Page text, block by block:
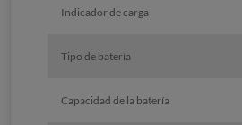
Indicador de carga
Tipo de batería
Capacidad de la batería